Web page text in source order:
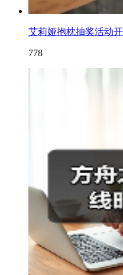
艾莉娅抱枕抽奖活动
778